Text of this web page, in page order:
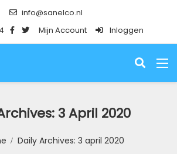
info@sanelco.nl
Mijn Account Inloggen
3 April 2020
Daily Archives: 3 april 2020